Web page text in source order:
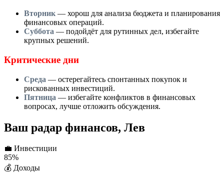
Вторник — хорош для анализа бюджета и планирования
финансовых операций.
Суббота — подойдёт для рутинных дел, избегайте
крупных решений.
Критические дни
Среда — остерегайтесь спонтанных покупок и
рискованных инвестиций.
Пятница — избегайте конфликтов в финансовых
вопросах, лучше отложить обсуждения.
Ваш радар финансов, Лев
💼 Инвестиции
85%
💰 Доходы